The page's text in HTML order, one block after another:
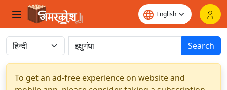
Search
To get an ad-free experience on website and